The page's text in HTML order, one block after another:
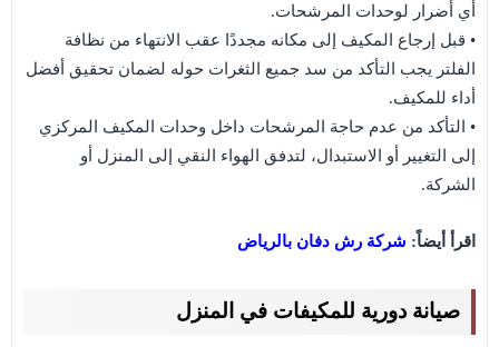
أي أضرار لوحدات المرشحات.
• قبل إرجاع المكيف إلى مكانه مجددًا عقب الانتهاء من نظافة
الفلتر يجب التأكد من سد جميع الثغرات حوله لضمان تحقيق أفضل
أداء للمكيف.
• التأكد من عدم حاجة المرشحات داخل وحدات المكيف المركزي
إلى التغيير أو الاستبدال، لتدفق الهواء النقي إلى المنزل أو
الشركة.
اقرأ أيضاً: شركة رش دفان بالرياض
صيانة دورية للمكيفات في المنزل